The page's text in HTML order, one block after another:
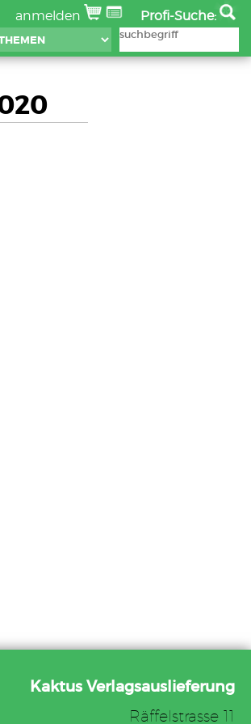
anmelden
Profi-Suche:
Kaktus Verlagsauslieferung
Räffelstrasse 11